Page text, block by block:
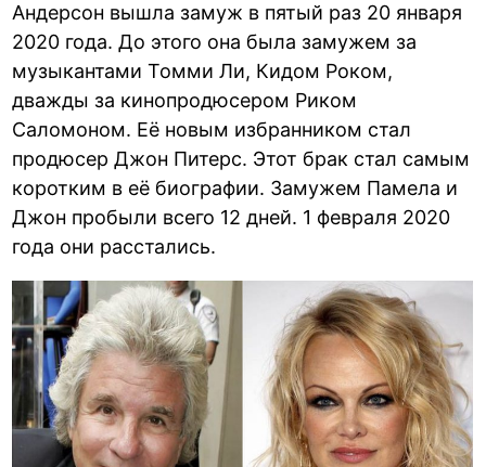
Андерсон вышла замуж в пятый раз 20 января
2020 года. До этого она была замужем за
музыкантами Томми Ли, Кидом Роком,
дважды за кинопродюсером Риком
Саломоном. Её новым избранником стал
продюсер Джон Питерс. Этот брак стал самым
коротким в её биографии. Замужем Памела и
Джон пробыли всего 12 дней. 1 февраля 2020
года они расстались.